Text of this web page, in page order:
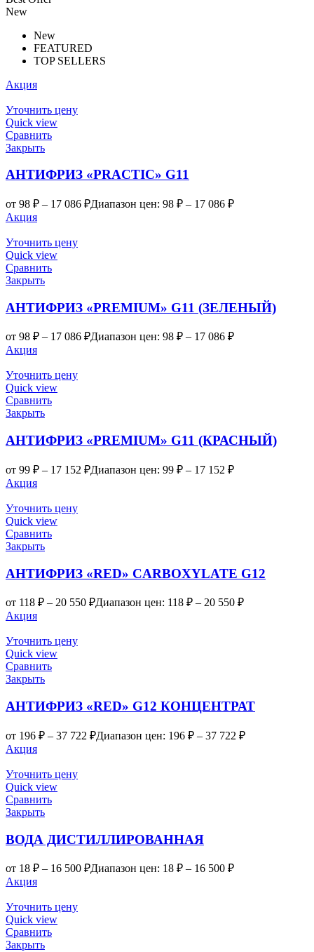
New
New
FEATURED
TOP SELLERS
Акция
Уточнить цену
Quick view
Сравнить
Закрыть
АНТИФРИЗ «PRACTIC» G11
от 98 ₽ – 17 086 ₽Диапазон цен: 98 ₽ – 17 086 ₽
Акция
Уточнить цену
Quick view
Сравнить
Закрыть
АНТИФРИЗ «PREMIUM» G11 (ЗЕЛЕНЫЙ)
от 98 ₽ – 17 086 ₽Диапазон цен: 98 ₽ – 17 086 ₽
Акция
Уточнить цену
Quick view
Сравнить
Закрыть
АНТИФРИЗ «PREMIUM» G11 (КРАСНЫЙ)
от 99 ₽ – 17 152 ₽Диапазон цен: 99 ₽ – 17 152 ₽
Акция
Уточнить цену
Quick view
Сравнить
Закрыть
АНТИФРИЗ «RED» CARBOXYLATE G12
от 118 ₽ – 20 550 ₽Диапазон цен: 118 ₽ – 20 550 ₽
Акция
Уточнить цену
Quick view
Сравнить
Закрыть
АНТИФРИЗ «RED» G12 КОНЦЕНТРАТ
от 196 ₽ – 37 722 ₽Диапазон цен: 196 ₽ – 37 722 ₽
Акция
Уточнить цену
Quick view
Сравнить
Закрыть
ВОДА ДИСТИЛЛИРОВАННАЯ
от 18 ₽ – 16 500 ₽Диапазон цен: 18 ₽ – 16 500 ₽
Акция
Уточнить цену
Quick view
Сравнить
Закрыть